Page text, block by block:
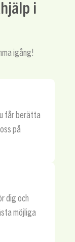
i
igång!
får berätta
på
dig och
möjliga